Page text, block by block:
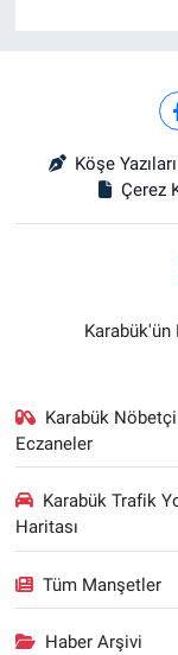
Köşe Yazıları
Çerez
Karabük Nöbetçi
Eczaneler
Karabük Trafik
Haritası
Tüm Manşetler
Haber Arşivi